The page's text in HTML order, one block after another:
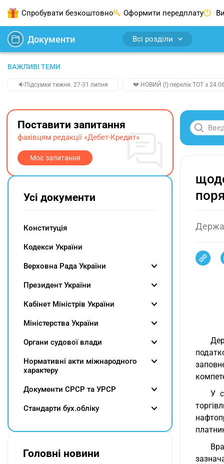
Спробувати безкоштовно Оформити передплату
Документи Всі розділи
ВАЖЛИВІ ТЕМИ
🔉Підсумки тижня. 27-31 липня 💔 НОВИЙ (!) перелік ТОТ з
У
Поставити запитання
фахівцям редакції «Дебет-Кредит»
Моє запитання
Усі документи
Конституція
Кодекси України
Верховна Рада України
Президент України
Кабінет Міністрів України
Міністерства України
Органи судової влади
Нормативні акти міжнародного
характеру
Документи СРСР та УРСР
Cтандарти бух.обліку
Головні новини